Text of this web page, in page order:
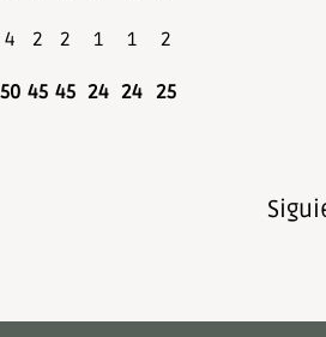
4 2 2 1 1 2
50 45 45 24 24 25